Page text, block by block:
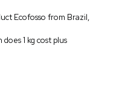
Ecofosso from Brazil,
1 kg cost plus